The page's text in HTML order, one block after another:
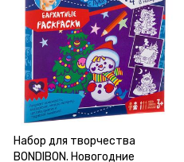
Набор для творчества
BONDIBON. Новогодние